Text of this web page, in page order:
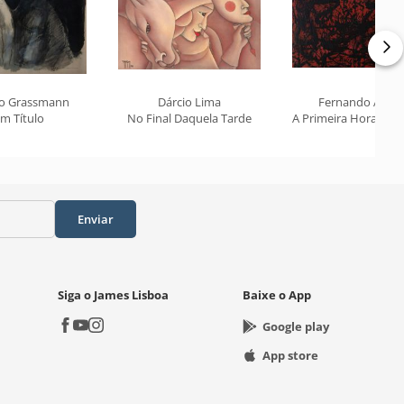
Grassmann
Título
Dárcio Lima
No Final Daquela Tarde
Fernando
A Primeira Hora do
Enviar
Siga o James Lisboa
Baixe o App
Google play
App store